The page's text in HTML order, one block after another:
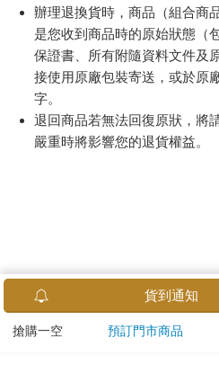
辦理退換貨時，商品（組合商
是您收到商品時的原始狀態（
保證書、所有附隨資料文件及
接使用原廠包裝寄送，或於原
字。
退回商品若無法回復原狀，將
嚴重時將影響您的退貨權益。
貨到通知
搶購一空 預訂門市商品